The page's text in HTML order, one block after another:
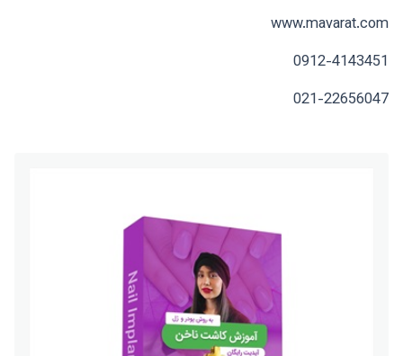
www.mavarat.com
0912-4143451
021-22656047